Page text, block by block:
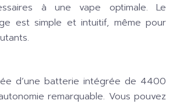
à une vape optimale. Le
est simple et intuitif, même pour
d’une batterie intégrée de 4400
remarquable. Vous pouvez